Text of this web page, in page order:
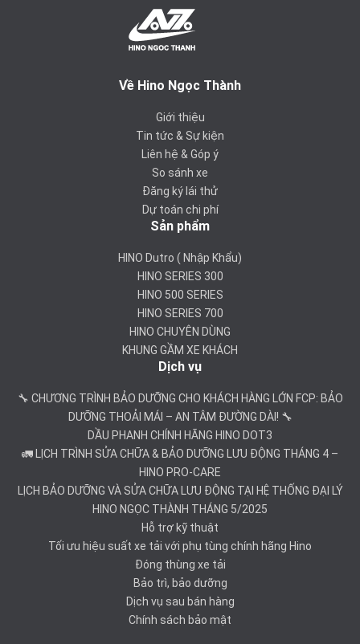
Về Hino Ngọc Thành
Giới thiệu
Tin tức & Sự kiện
Liên hệ & Góp ý
So sánh xe
Đăng ký lái thử
Dự toán chi phí
Sản phẩm
HINO Dutro ( Nhập Khẩu)
HINO SERIES 300
HINO 500 SERIES
HINO SERIES 700
HINO CHUYÊN DÙNG
KHUNG GẦM XE KHÁCH
Dịch vụ
🔧 CHƯƠNG TRÌNH BẢO DƯỠNG CHO KHÁCH HÀNG LỚN FCP: BẢO
DƯỠNG THOẢI MÁI – AN TÂM ĐƯỜNG DÀI! 🔧
DẦU PHANH CHÍNH HÃNG HINO DOT3
🚛 LỊCH TRÌNH SỬA CHỮA & BẢO DƯỠNG LƯU ĐỘNG THÁNG 4 –
HINO PRO-CARE
LỊCH BẢO DƯỠNG VÀ SỬA CHỮA LƯU ĐỘNG TẠI HỆ THỐNG ĐẠI LÝ
HINO NGỌC THÀNH THÁNG 5/2025
Hỗ trợ kỹ thuật
Tối ưu hiệu suất xe tải với phụ tùng chính hãng Hino
Đóng thùng xe tải
Bảo trì, bảo dưỡng
Dịch vụ sau bán hàng
Chính sách bảo mật